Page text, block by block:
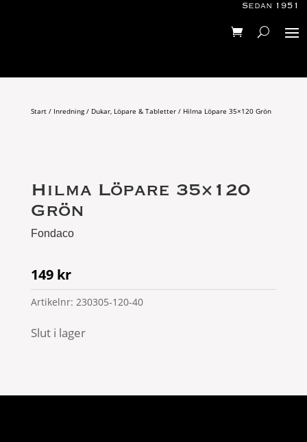
Sedan 1951
Start/ Inredning/ Dukar, Löpare & Tabletter/ Hilma Löpare 35×120 Grön
Hilma Löpare 35×120
Grön
Fondaco
149 kr
Artikelnr: 230305-120-40
Slut i lager